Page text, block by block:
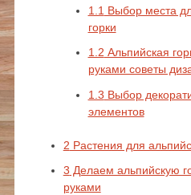
1.1 Выбор места
горки
1.2 Альпийская
руками советы
1.3 Выбор
элементов
2 Растения для
3 Делаем альпийскую
руками